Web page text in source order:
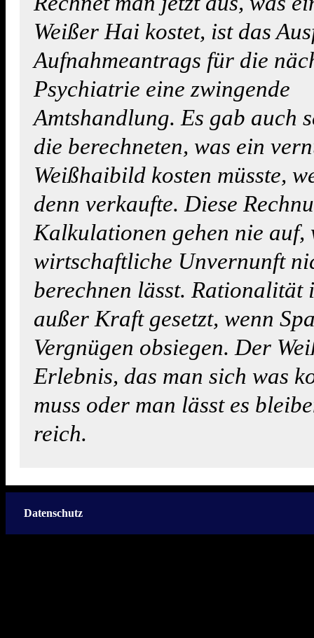
Weißer Hai kostet, ist das
Aufnahmeantrags für die
Psychiatrie eine zwingende
Amtshandlung. Es gab auch
die berechneten, was ein
Weißhaibild kosten müsste,
denn verkaufte. Diese
Kalkulationen gehen nie auf,
wirtschaftliche Unvernunft
berechnen lässt. Rationalität
außer Kraft gesetzt, wenn
Vergnügen obsiegen. Der
Erlebnis, das man sich was
muss oder man lässt es
reich.
Datenschutz